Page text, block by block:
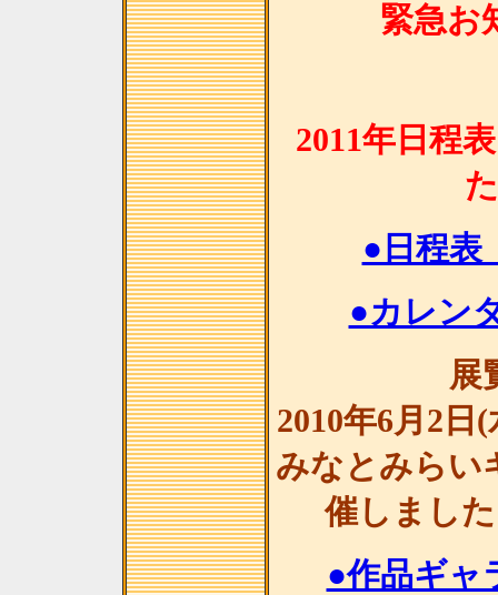
緊急お
2011年日程
●日程表
●カレン
展
2010年6月2日
みなとみらい
催しまし
●作品ギャ